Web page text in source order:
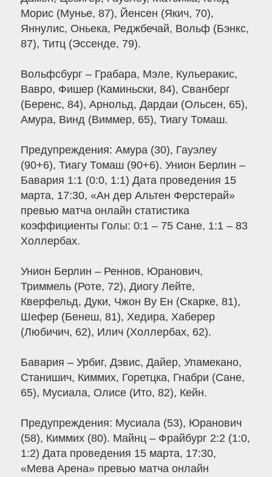
Морис (Мунье, 87), Йенсен (Якич, 70),
Яннулис, Оньека, Реджбечай, Вольф (Бэнкс,
87), Титц (Эссенде, 79).
Вольфсбург – Грабара, Мэле, Кульеракис,
Вавро, Фишер (Каминьски, 84), Сванберг
(Беренс, 84), Арнольд, Дардаи (Ольсен, 65),
Амура, Винд (Виммер, 65), Тиагу Томаш.
Предупреждения: Амура (30), Гауэлеу
(90+6), Тиагу Томаш (90+6). Унион Берлин –
Бавария 1:1 (0:0, 1:1) Дата проведения 15
марта, 17:30, «Ан дер Альтен Ферстерай»
превью матча онлайн статистика
коэффициенты Голы: 0:1 – 75 Сане, 1:1 – 83
Холлербах.
Унион Берлин – Реннов, Юранович,
Триммель (Роте, 72), Диогу Лейте,
Кверфельд, Дуки, Чжон Ву Ен (Скарке, 81),
Шефер (Бенеш, 81), Хедира, Хаберер
(Любичич, 62), Илич (Холлербах, 62).
Бавария – Урбиг, Дэвис, Дайер, Упамекано,
Станишич, Киммих, Горетцка, Гнабри (Сане,
65), Мусиала, Олисе (Ито, 82), Кейн.
Предупреждения: Мусиала (53), Юранович
(58), Киммих (80). Майнц – Фрайбург 2:2 (1:0,
1:2) Дата проведения 15 марта, 17:30,
«Мева Арена» превью матча онлайн